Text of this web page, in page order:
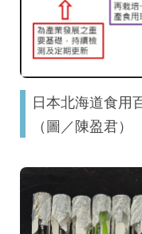
日本北海道食用
（圖／陳盈君）